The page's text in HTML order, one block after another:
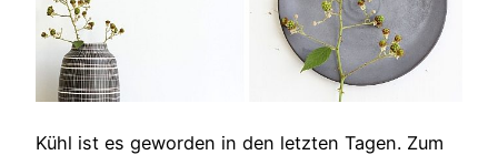
Kühl ist es geworden in den letzten Tagen. Zum